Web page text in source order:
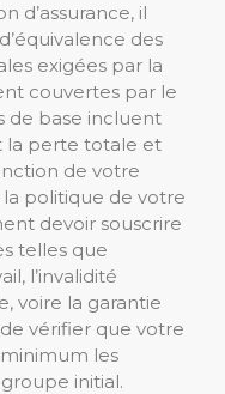
d’assurance, il
des
exigées par la
couvertes par le
de base incluent
la perte totale et
de votre
politique de votre
devoir souscrire
telles que
l’invalidité
voire la garantie
vérifier que votre
les
initial.